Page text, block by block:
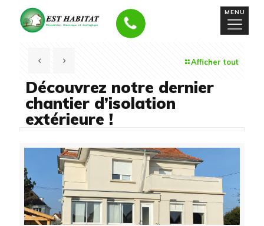
MENU
Afficher tout
Découvrez notre dernier
chantier d’isolation
extérieure !